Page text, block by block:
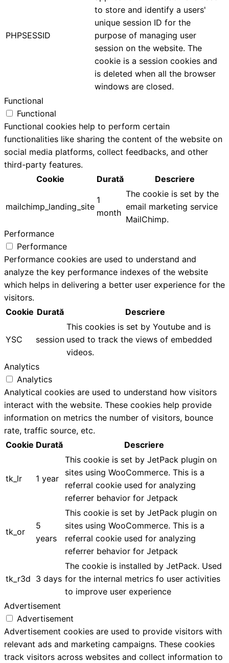
PHPSESSID
to store and identify a users'
unique session ID for the
purpose of managing user
session on the website. The
cookie is a session cookies and
is deleted when all the browser
windows are closed.
Functional
Functional
Functional cookies help to perform certain
functionalities like sharing the content of the website on
social media platforms, collect feedbacks, and other
third-party features.
Cookie
Durată Descriere
mailchimp_landing_site
1
month
The cookie is set by the
email marketing service
MailChimp.
Performance
Performance
Performance cookies are used to understand and
analyze the key performance indexes of the website
which helps in delivering a better user experience for the
visitors.
Cookie Durată Descriere
YSC session
This cookies is set by Youtube and is
used to track the views of embedded
videos.
Analytics
Analytics
Analytical cookies are used to understand how visitors
interact with the website. These cookies help provide
information on metrics the number of visitors, bounce
rate, traffic source, etc.
Cookie Durată Descriere
tk_lr 1 year
This cookie is set by JetPack plugin on
sites using WooCommerce. This is a
referral cookie used for analyzing
referrer behavior for Jetpack
tk_or
5
years
This cookie is set by JetPack plugin on
sites using WooCommerce. This is a
referral cookie used for analyzing
referrer behavior for Jetpack
tk_r3d 3 days
The cookie is installed by JetPack. Used
for the internal metrics fo user activities
to improve user experience
Advertisement
Advertisement
Advertisement cookies are used to provide visitors with
relevant ads and marketing campaigns. These cookies
track visitors across websites and collect information to